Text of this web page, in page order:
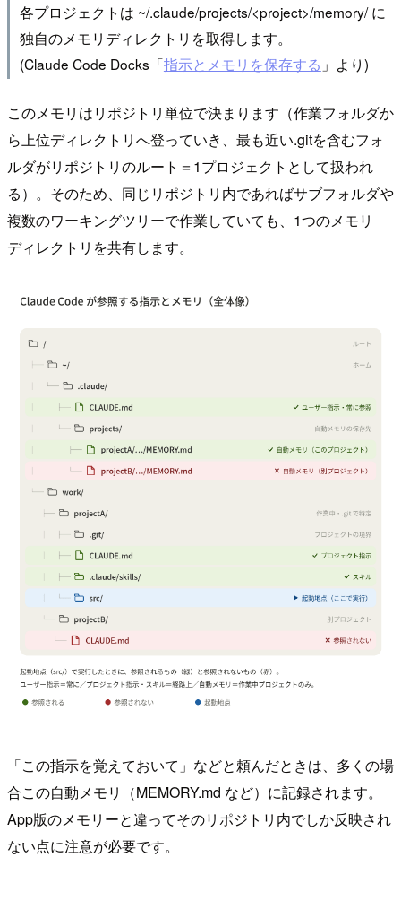
各プロジェクトは ~/.claude/projects/<project>/memory/ に
独自のメモリディレクトリを取得します。
(Claude Code Docks「指示とメモリを保存する 」より)
このメモリはリポジトリ単位で決まります（作業フォルダか
ら上位ディレクトリへ登っていき、最も近い.gitを含むフォ
ルダがリポジトリのルート＝1プロジェクトとして扱われ
る）。そのため、同じリポジトリ内であればサブフォルダや
複数のワーキングツリーで作業していても、1つのメモリ
ディレクトリを共有します。
「この指示を覚えておいて」などと頼んだときは、多くの場
合この自動メモリ（MEMORY.md など）に記録されます。
App版のメモリーと違ってそのリポジトリ内でしか反映され
ない点に注意が必要です。